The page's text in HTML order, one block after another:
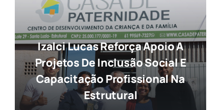
Izalci Lucas Reforça Apoio A
Projetos De Inclusão Social E
Capacitação Profissional Na
Estrutural